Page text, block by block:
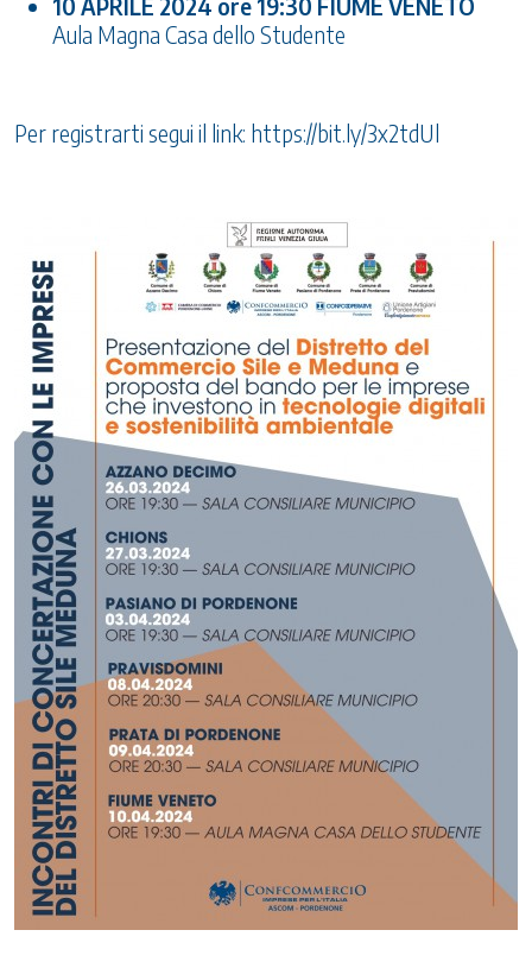
10 APRILE 2024 ore 19:30 FIUME VENETO
Aula Magna Casa dello Studente
Per registrarti segui il link: https://bit.ly/3x2tdUl